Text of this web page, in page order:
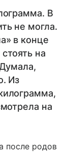
В
не могла.
в конце
на
Из
на
после родов